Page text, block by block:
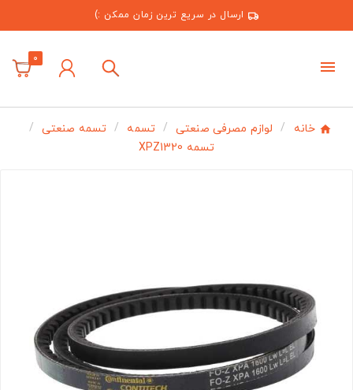
ارسال در سریع ترین زمان ممکن :)
0
خانه لوازم مصرفی صنعتی تسمه
تسمه صنعتی
تسمه XPZ1320